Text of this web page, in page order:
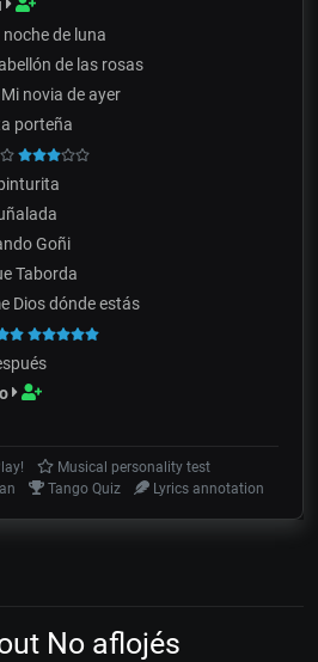
noche de luna
de las rosas
Mi novia de ayer
porteña
Goñi
Taborda
Dios dónde estás
Musical personality test
Tango Quiz Lyrics annotation
No aflojés